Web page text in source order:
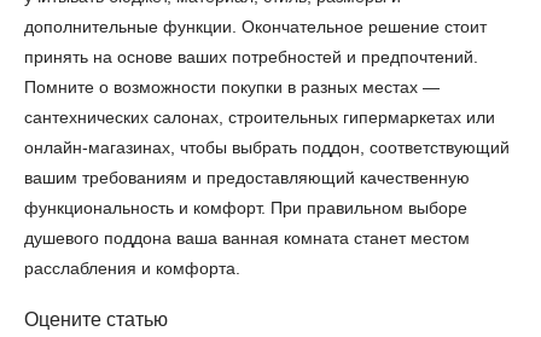
дополнительные функции. Окончательное решение стоит
принять на основе ваших потребностей и предпочтений.
Помните о возможности покупки в разных местах —
сантехнических салонах, строительных гипермаркетах или
онлайн-магазинах, чтобы выбрать поддон, соответствующий
вашим требованиям и предоставляющий качественную
функциональность и комфорт. При правильном выборе
душевого поддона ваша ванная комната станет местом
расслабления и комфорта.
Оцените статью